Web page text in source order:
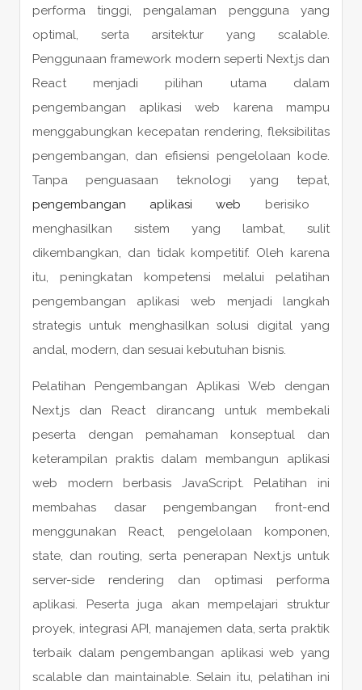
performa tinggi, pengalaman pengguna yang
optimal, serta arsitektur yang scalable.
Penggunaan framework modern seperti Next.js dan
React menjadi pilihan utama dalam
pengembangan aplikasi web karena mampu
menggabungkan kecepatan rendering, fleksibilitas
pengembangan, dan efisiensi pengelolaan kode.
Tanpa penguasaan teknologi yang tepat,
pengembangan aplikasi web berisiko
menghasilkan sistem yang lambat, sulit
dikembangkan, dan tidak kompetitif. Oleh karena
itu, peningkatan kompetensi melalui pelatihan
pengembangan aplikasi web menjadi langkah
strategis untuk menghasilkan solusi digital yang
andal, modern, dan sesuai kebutuhan bisnis.
Pelatihan Pengembangan Aplikasi Web dengan
Next.js dan React dirancang untuk membekali
peserta dengan pemahaman konseptual dan
keterampilan praktis dalam membangun aplikasi
web modern berbasis JavaScript. Pelatihan ini
membahas dasar pengembangan front-end
menggunakan React, pengelolaan komponen,
state, dan routing, serta penerapan Next.js untuk
server-side rendering dan optimasi performa
aplikasi. Peserta juga akan mempelajari struktur
proyek, integrasi API, manajemen data, serta praktik
terbaik dalam pengembangan aplikasi web yang
scalable dan maintainable. Selain itu, pelatihan ini